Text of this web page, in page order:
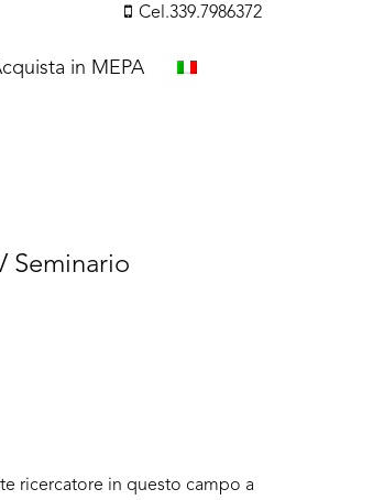
in MEPA
Cel.339.7986372
Seminario
ricercatore in questo campo a